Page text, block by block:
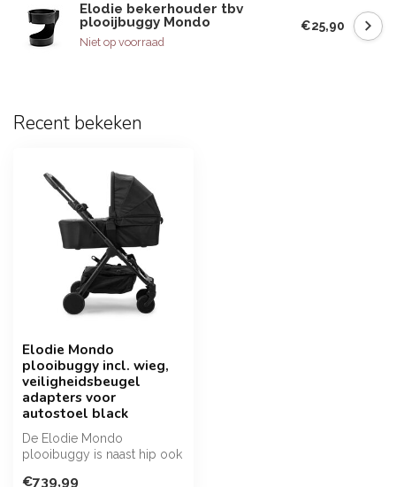
Elodie bekerhouder tbv
plooijbuggy Mondo
Niet op voorraad
€25,90
Recent bekeken
Elodie Mondo
plooibuggy incl. wieg,
veiligheidsbeugel
adapters voor
autostoel black
De Elodie Mondo
plooibuggy is naast hip ook
€739,99